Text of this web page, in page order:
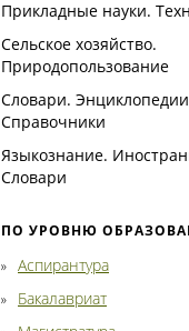
Прикладные науки.
Сельское хозяйство.
Природопользование
Словари.
Справочники
Языкознание.
Словари
ПО УРОВНЮ
Аспирантура
Бакалавриат